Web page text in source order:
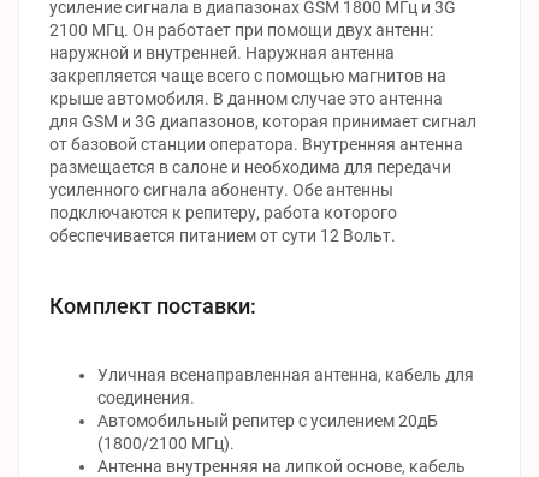
усиление сигнала в диапазонах GSM 1800 МГц и 3G
2100 МГц. Он работает при помощи двух антенн:
наружной и внутренней. Наружная антенна
закрепляется чаще всего с помощью магнитов на
крыше автомобиля. В данном случае это антенна
для GSM и 3G диапазонов, которая принимает сигнал
от базовой станции оператора. Внутренняя антенна
размещается в салоне и необходима для передачи
усиленного сигнала абоненту. Обе антенны
подключаются к репитеру, работа которого
обеспечивается питанием от сути 12 Вольт.
Комплект поставки:
Уличная всенаправленная антенна, кабель для
соединения.
Автомобильный репитер с усилением 20дБ
(1800/2100 МГц).
Антенна внутренняя на липкой основе, кабель